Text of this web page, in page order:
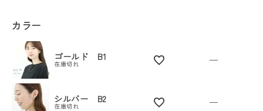
カラー
ゴールド B1
在庫切れ —
シルバー B2
在庫切れ —